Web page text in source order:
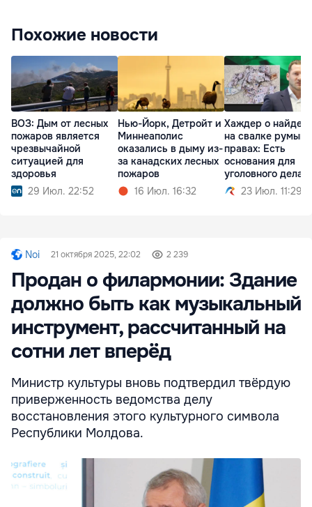
Похожие новости
ВОЗ: Дым от лесных
пожаров является
чрезвычайной
ситуацией для
здоровья
29 Июл. 22:52
Нью-Йорк, Детройт и
Миннеаполис
оказались в дыму из-
за канадских лесных
пожаров
16 Июл. 16:32
Хаждер о
на свалке
правах: Есть
основания для
уголовного дела
23 Июл. 11:29
Noi 21 октября 2025, 22:02 2 239
Продан о филармонии: Здание
должно быть как музыкальный
инструмент, рассчитанный на
сотни лет вперёд
Министр культуры вновь подтвердил твёрдую
приверженность ведомства делу
восстановления этого культурного символа
Республики Молдова.